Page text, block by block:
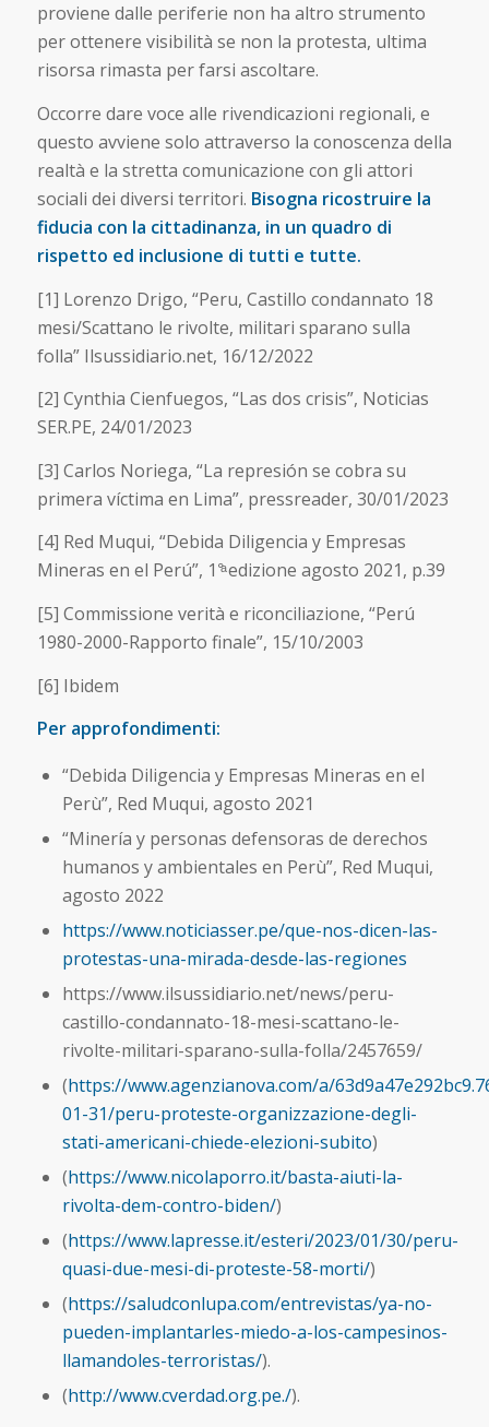
proviene dalle periferie non ha altro strumento
per ottenere visibilità se non la protesta, ultima
risorsa rimasta per farsi ascoltare.
Occorre dare voce alle rivendicazioni regionali, e
questo avviene solo attraverso la conoscenza della
realtà e la stretta comunicazione con gli attori
sociali dei diversi territori. Bisogna ricostruire la
fiducia con la cittadinanza, in un quadro di
rispetto ed inclusione di tutti e tutte.
[1] Lorenzo Drigo, “Peru, Castillo condannato 18
mesi/Scattano le rivolte, militari sparano sulla
folla” Ilsussidiario.net, 16/12/2022
[2] Cynthia Cienfuegos, “Las dos crisis”, Noticias
SER.PE, 24/01/2023
[3] Carlos Noriega, “La represión se cobra su
primera víctima en Lima”, pressreader, 30/01/2023
[4] Red Muqui, “Debida Diligencia y Empresas
Mineras en el Perú”, 1°ͣ edizione agosto 2021, p.39
[5] Commissione verità e riconciliazione, “Perú
1980-2000-Rapporto finale”, 15/10/2003
[6] Ibidem
Per approfondimenti:
“Debida Diligencia y Empresas Mineras en el
Perù”, Red Muqui, agosto 2021
“Minería y personas defensoras de derechos
humanos y ambientales en Perù”, Red Muqui,
agosto 2022
https://www.noticiasser.pe/que-nos-dicen-las-
protestas-una-mirada-desde-las-regiones
https://www.ilsussidiario.net/news/peru-
castillo-condannato-18-mesi-scattano-le-
rivolte-militari-sparano-sulla-folla/2457659/
(https://www.agenzianova.com/a/
01-31/peru-proteste-organizzazione-degli-
stati-americani-chiede-elezioni-subito)
(https://www.nicolaporro.it/basta-aiuti-la-
rivolta-dem-contro-biden/)
(https://www.lapresse.it/esteri/2023/01/30/peru-
quasi-due-mesi-di-proteste-58-morti/)
(https://saludconlupa.com/entrevistas/ya-no-
pueden-implantarles-miedo-a-los-campesinos-
llamandoles-terroristas/).
(http://www.cverdad.org.pe./).